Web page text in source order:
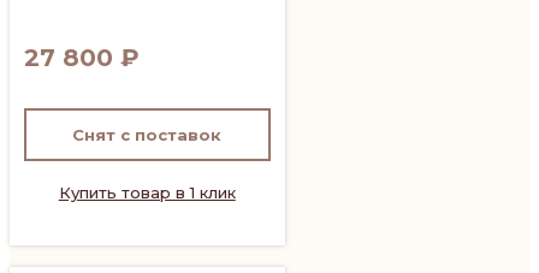
27 800 ₽
Снят с поставок
Купить товар в 1 клик